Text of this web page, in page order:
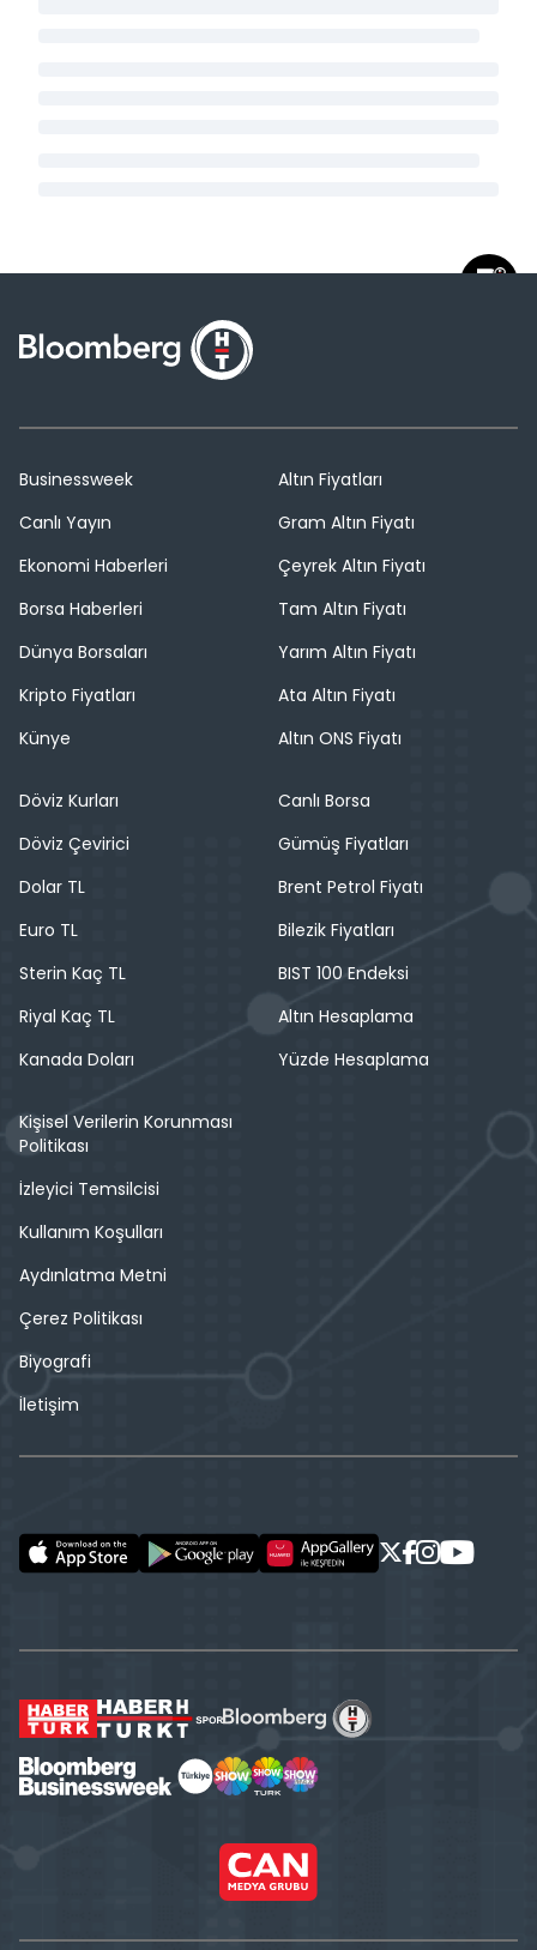
Businessweek
Canlı Yayın
Ekonomi Haberleri
Borsa Haberleri
Dünya Borsaları
Kripto Fiyatları
Künye
Altın Fiyatları
Gram Altın Fiyatı
Çeyrek Altın Fiyatı
Tam Altın Fiyatı
Yarım Altın Fiyatı
Ata Altın Fiyatı
Altın ONS Fiyatı
Döviz Kurları
Döviz Çevirici
Dolar TL
Euro TL
Sterin Kaç TL
Riyal Kaç TL
Kanada Doları
Canlı Borsa
Gümüş Fiyatları
Brent Petrol Fiyatı
Bilezik Fiyatları
BIST 100 Endeksi
Altın Hesaplama
Yüzde Hesaplama
Kişisel Verilerin Korunması
Politikası
İzleyici Temsilcisi
Kullanım Koşulları
Aydınlatma Metni
Çerez Politikası
Biyografi
İletişim